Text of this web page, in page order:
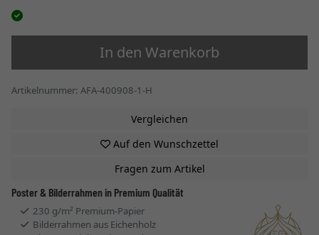
In den Warenkorb
Artikelnummer: AFA-400908-1-H
Vergleichen
Auf den Wunschzettel
Fragen zum Artikel
Poster & Bilderrahmen in Premium Qualität
230 g/m² Premium-Papier
Bilderrahmen aus Eichenholz